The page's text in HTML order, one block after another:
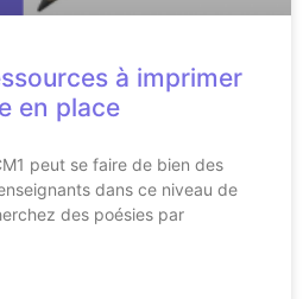
à imprimer
en place
peut se faire de bien des
dans ce niveau de
des poésies par